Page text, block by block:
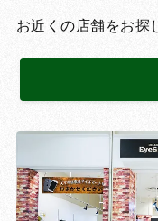
お近くの店舗をお探